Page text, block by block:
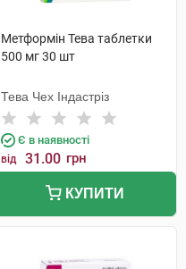
Метформін Тева таблетки
500 мг 30 шт
Тева Чех Індастріз
Є в наявності
від 31.00 грн
КУПИТИ